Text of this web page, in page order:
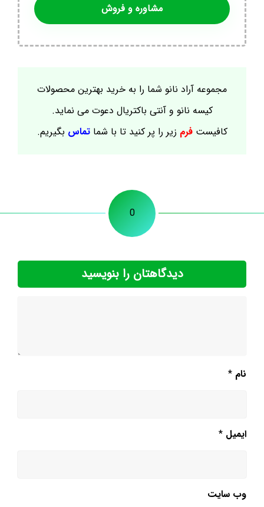
مشاوره و فروش
مجموعه آراد نانو شما را به خرید بهترین محصولات
کیسه نانو و آنتی باکتریال دعوت می نماید.
کافیستفرم زیر را پر کنید تا با شماتماس بگیریم.
0
دیدگاهتان را بنویسید
نام *
ایمیل *
وب‌ سایت